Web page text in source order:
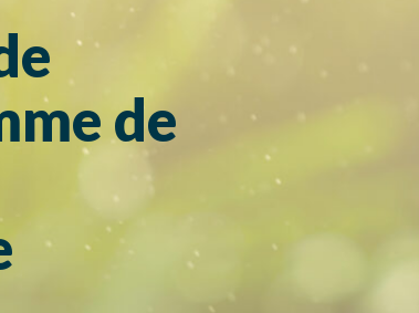
BÉNÉVOLAT
LOISIR CULTUREL
LOISIR MUNICIPAL
PARCS ET ESPACES RÉCRÉATIFS
PERSONNES HANDICAPÉES
SERVICE DE AUTRES
de